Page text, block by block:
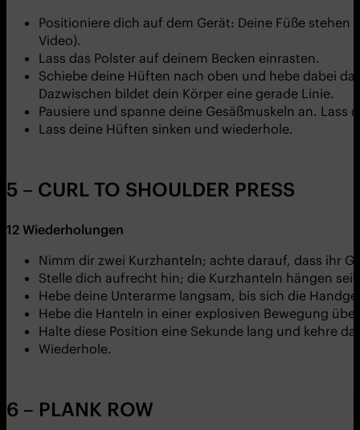
Positioniere dich auf dem Gerät: Deine Füße
Video).
Lass das Polster auf deinem Becken einrasten.
Schiebe deine Hüften nach oben und hebe dabei
Dazwischen bildet dein Körper eine gerade Linie.
Pausiere und spanne deine Gesäßmuskeln an.
Lass deine Hüften sinken und wiederhole.
5 – CURL TO SHOULDER PRESS
12 Wiederholungen
Nimm dir zwei Kurzhanteln; achte darauf, dass ihr
Stelle dich aufrecht hin; die Kurzhanteln hängen
Hebe deine Unterarme langsam, bis sich die
Hebe die Hanteln in einer explosiven Bewegung
Halte diese Position eine Sekunde lang und kehre
Wiederhole.
6 – PLANK ROW